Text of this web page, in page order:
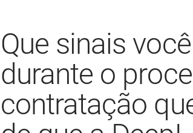
Que sinais
durante o
contratação